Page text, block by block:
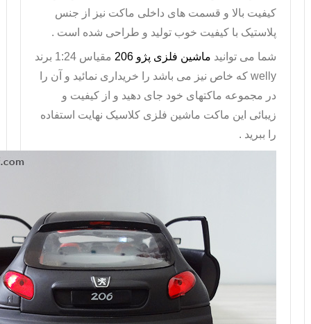
کیفیت بالا و قسمت های داخلی ماکت نیز از جنس
پلاستیک با کیفیت خوب تولید و طراحی شده است .
شما می توانید ماشین فلزی پژو 206
مقیاس 1:24 برند
welly که خاص نیز می باشد را خریداری نمائید و آن را
در مجموعه ماکتهای خود جای دهید و از کیفیت و
زیبائی این ماکت ماشین فلزی کلاسیک نهایت استفاده
را ببرید .